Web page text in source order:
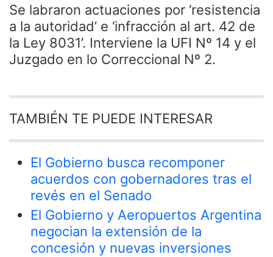
Se labraron actuaciones por ‘resistencia
a la autoridad’ e ‘infracción al art. 42 de
la Ley 8031’. Interviene la UFI Nº 14 y el
Juzgado en lo Correccional Nº 2.
TAMBIÉN TE PUEDE INTERESAR
El Gobierno busca recomponer
acuerdos con gobernadores tras el
revés en el Senado
El Gobierno y Aeropuertos Argentina
negocian la extensión de la
concesión y nuevas inversiones